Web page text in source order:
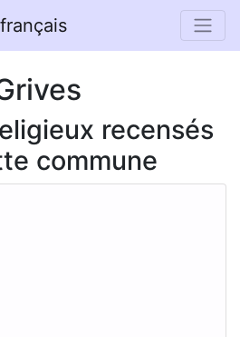
recensés
commune